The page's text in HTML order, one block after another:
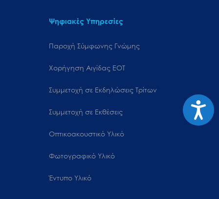
Ψηφιακές Υπηρεσίες
Παροχή Σύμφωνης Γνώμης
Χορήγηση Αιγίδας ΕΟΤ
Συμμετοχή σε Εκδηλώσεις Τρίτων
Συμμετοχή σε Εκθέσεις
Οπτικοακουστικό Υλικό
Φωτογραφικό Υλικό
Έντυπο Υλικό